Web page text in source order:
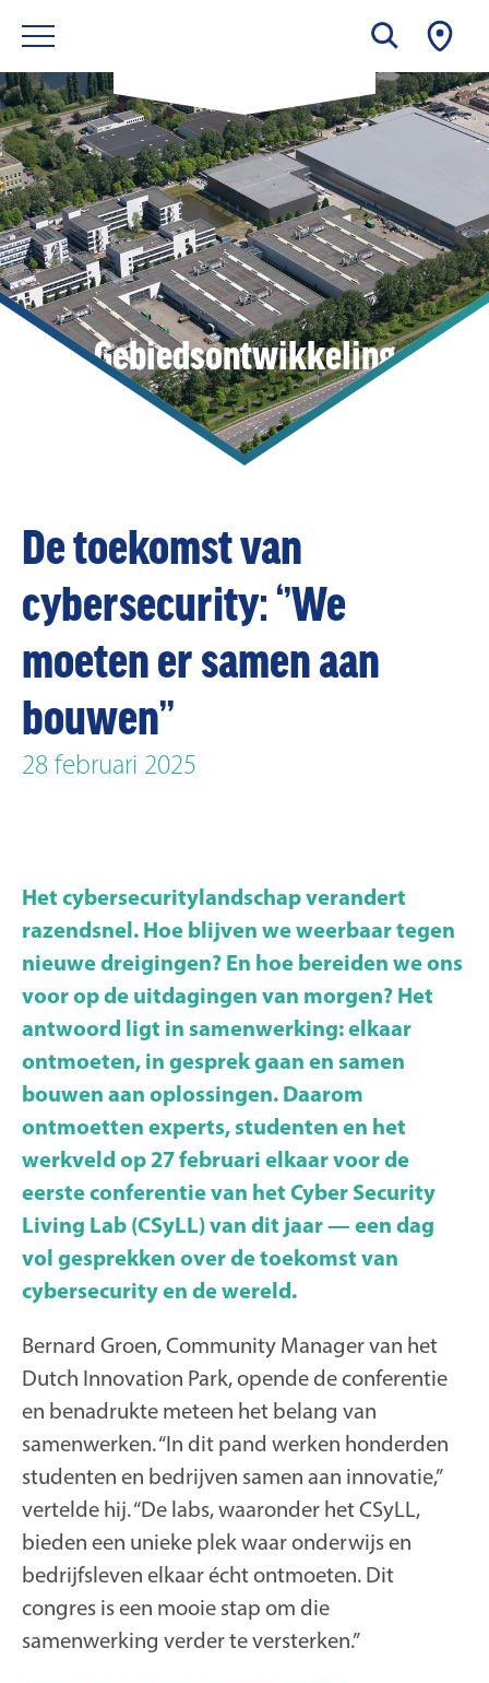
Gebiedsontwikkeling
De toekomst van
cybersecurity: ‘’We
moeten er samen aan
bouwen’’
28 februari 2025
Het cybersecuritylandschap verandert
razendsnel. Hoe blijven we weerbaar tegen
nieuwe dreigingen? En hoe bereiden we ons
voor op de uitdagingen van morgen? Het
antwoord ligt in samenwerking: elkaar
ontmoeten, in gesprek gaan en samen
bouwen aan oplossingen. Daarom
ontmoetten experts, studenten en het
werkveld op 27 februari elkaar voor de
eerste conferentie van het Cyber Security
Living Lab (CSyLL) van dit jaar — een dag
vol gesprekken over de toekomst van
cybersecurity en de wereld.
Bernard Groen, Community Manager van het
Dutch Innovation Park, opende de conferentie
en benadrukte meteen het belang van
samenwerken. “In dit pand werken honderden
studenten en bedrijven samen aan innovatie,”
vertelde hij. “De labs, waaronder het CSyLL,
bieden een unieke plek waar onderwijs en
bedrijfsleven elkaar écht ontmoeten. Dit
congres is een mooie stap om die
samenwerking verder te versterken.”